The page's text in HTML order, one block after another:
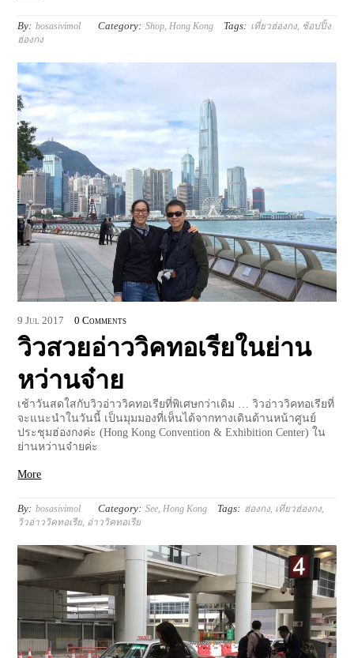
By: bosasivimol Category: Shop,Hong Kong Tags: เที่ยวฮ่องกง, ช้อปปิ้ง
ฮ่องกง
9 Jul 2017 0 Comments
วิวสวยอ่าววิคทอเรียในย่าน
หว่านจ๋าย
เช้าวันสดใสกับวิวอ่าววิคทอเรียที่พิเศษกว่าเดิม … วิวอ่าววิคทอเรียที่
จะแนะนำในวันนี้ เป็นมุมมองที่เห็นได้จากทางเดินด้านหน้าศูนย์
ประชุมฮ่องกงค่ะ (Hong Kong Convention & Exhibition Center) ใน
ย่านหว่านจ๋ายค่ะ
More
By: bosasivimol Category: See Hong Kong Tags: ฮ่องกง, เที่ยวฮ่องกง,
วิวอ่าววิคทอเรีย, อ่าววิคทอเรีย